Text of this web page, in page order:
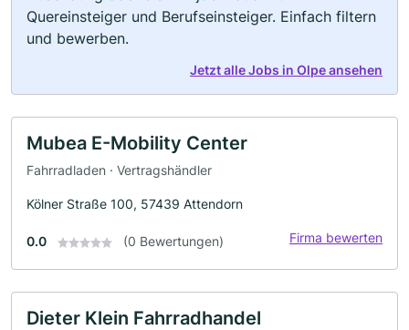
Quereinsteiger und Berufseinsteiger. Einfach filtern
und bewerben.
Jetzt alle Jobs in Olpe ansehen
Mubea E-Mobility Center
Fahrradladen · Vertragshändler
Kölner Straße 100, 57439 Attendorn
0.0 (0 Bewertungen) Firma bewerten
Dieter Klein Fahrradhandel